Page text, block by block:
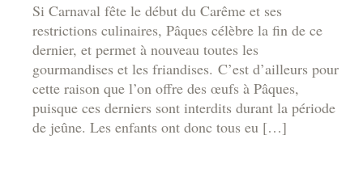
Si Carnaval fête le début du Carême et ses
restrictions culinaires, Pâques célèbre la fin de ce
dernier, et permet à nouveau toutes les
gourmandises et les friandises. C’est d’ailleurs pour
cette raison que l’on offre des œufs à Pâques,
puisque ces derniers sont interdits durant la période
de jeûne. Les enfants ont donc tous eu […]